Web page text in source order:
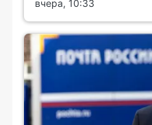
вчера, 10:33